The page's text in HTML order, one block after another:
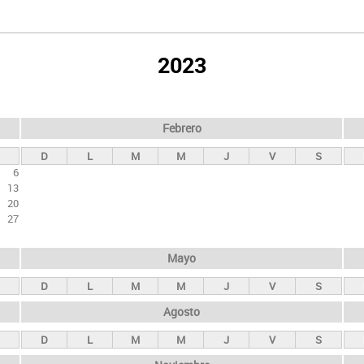
2023
6
13
20
27
Febrero
D L M M J V S
Mayo
D L M M J V S
Agosto
D L M M J V S